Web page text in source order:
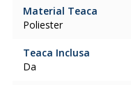
Material Teaca
Poliester
Teaca Inclusa
Da